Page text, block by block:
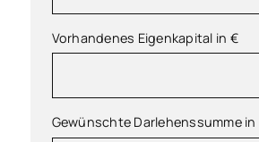
Vorhandenes Eigenkapital in €
Gewünschte Darlehenssumme in